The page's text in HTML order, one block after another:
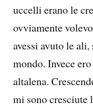
uccelli erano le
ovviamente
avessi avuto le
mondo. Invece
altalena.
mi sono cresciute